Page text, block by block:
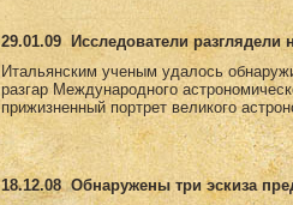
29.01.09
Исследователи
Итальянским ученым удалось
разгар Международного
прижизненный портрет великого
18.12.08 Обнаружены три эскиза